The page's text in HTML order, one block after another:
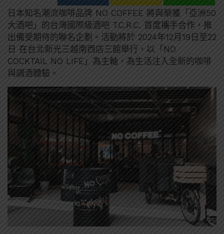
日本知名潮流咖啡品牌 NO COFFEE 將與榮獲「亞洲50
大酒吧」的台灣國際級酒吧 T.C.R.C. 首度攜手合作，推
出備受期待的聯名企劃。活動將於 2024年12月19日至22
日 在台北新光三越南西店三館舉行，以「NO
COCKTAIL NO LIFE」為主軸，為生活注入全新的咖啡
與調酒體驗。